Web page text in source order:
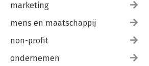
marketing
mens en maatschappij
non-profit
ondernemen